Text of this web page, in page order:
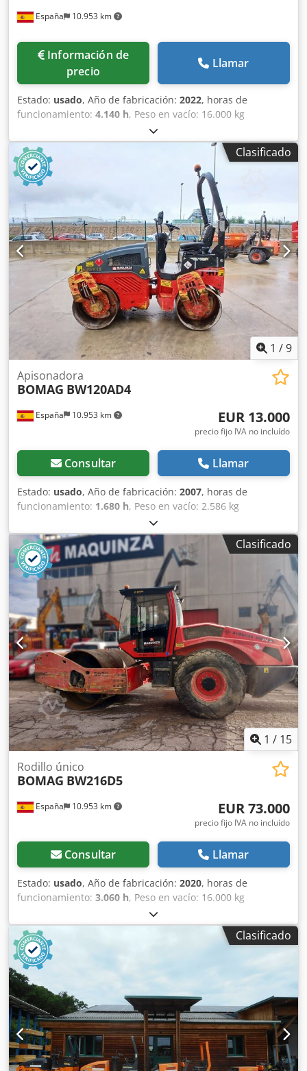
España 10.953 km
Información de
precio
Llamar
Estado: usado, Año de fabricación: 2022, horas de
funcionamiento: 4.140 h, Peso en vacío: 16.000 kg
Dimensiones (lxanxal): 622 x 230 x 299 cm Ubicación: El
Burgo de Ebro (Zaragoza) Dcedezi Eb Njpfx Anusk Rodillo
de compactación usado, de hombre sentado marca Bomag
, modelo BW216 D5 . Se trata de una apisonadora de
ruedas y un solo tambor de 16 toneladas. Este versátil
compactador se adapta sin problema a cualquier lugar del
trabajo, proporcionando resultados de compactación y
apisonamiento líderes del sector en obras pequeñas o
medianas, en trabajos de construcción de infraestructura
de transporte como carreteras o construcción de edificios.
El rodillo compactador de ocasión BW216 D5 tiene un peso
de 15.990 kg. y una anchura de tambor de 2,13 m. precio:
PRECIO A CONSULTAR Ancho de tambor: 2.130 mm
Diámetro de tambor: 1.500 mm Capacidad de depósito:
250 l Amplitud: 2,10/1,10 mm CE
Clasificado
1 /9
España 10.953 km
Apisonadora
BOMAG BW120AD4
EUR 13.000
precio fijo IVA no incluído
Consultar Llamar
Estado: usado, Año de fabricación: 2007, horas de
funcionamiento: 1.680 h, Peso en vacío: 2.586 kg
Dimensiones (lxanxal): 248 x 128 x 180 cm Ubicación: El
Burgo de Ebro (Zaragoza) El BOMAG BW120AD4 es ideal
para tareas de compactación ligera en obras urbanas o
mantenimiento de carreteras. Buena maniobrabilidad,
controles sencillos y funcionamiento correcto. Se presenta
en estado operativo, preparado para trabajar desde el
primer día. Perfecto para optimizar tu inversión con
maquinaria de segunda mano. Peso de servicio: 2.580 kg
Tipología: Ligera Anchura de tambor: 1.200 mm Diámetro
de tambor: 700 mm Dodjzb I Tmepfx Anusck Capacidad de
depósito: 40 l CE
Clasificado
1 / 15
España 10.953 km
Rodillo único
BOMAG BW216D5
EUR 73.000
precio fijo IVA no incluído
Consultar Llamar
Estado: usado, Año de fabricación: 2020, horas de
funcionamiento: 3.060 h, Peso en vacío: 16.000 kg
Dimensiones (lxanxal): 622 x 230 x 299 cm Tipo de motor:
Deutz DEUTZ TCD4.1 L-4 = Más opciones y accesorios = -
Calefacción del asiento = Comentarios = Ubicación:
Cabanillas del campo (Guadalajara) Rodillo de
compactación usado, de hombre sentado marca Dedeygu
Rvspfx Anuock Bomag , modelo BW216 D5 . Se trata de una
apisonadora de ruedas y un solo tambor de 16 toneladas.
Este versátil compactador se adapta sin problema a
cualquier lugar del trabajo, proporcionando resultados de
compactación y apisonamiento líderes del sector en obras
pequeñas o medianas, en trabajos de construcción de
Clasificado